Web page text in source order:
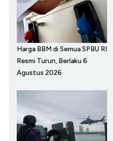
Harga BBM di Semua SPBU RI
Resmi Turun, Berlaku 6
Agustus 2026